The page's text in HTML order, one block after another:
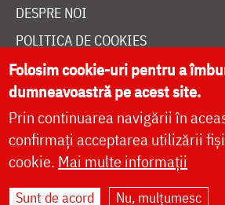
DESPRE NOI
POLITICA DE COOKIES
DONEAZĂ ONLINE PENTRU
LIVE
Folosim cookie-uri pentru a
dumneavoastră pe acest site.
Prin continuarea navigării în
confirmați acceptarea utilizării
cookie. Mai multe informații
Sunt de acord Nu, mulțumesc